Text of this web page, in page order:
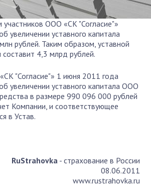
ООО «СК "Согласие"»
увеличении уставного капитала
рублей. Таким образом, уставной
4,3 млрд рублей.
"Согласие"» 1 июня 2011 года
увеличении уставного капитала ООО
в размере 990 096 000 рублей
Компании, и соответствующее
в Устав.
RuStrahovka- страхование в России
08.06.2011
www.rustrahovka.ru